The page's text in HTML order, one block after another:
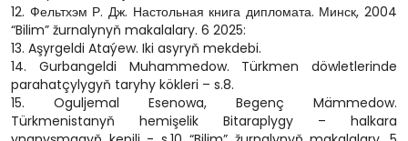
12. Фельтхэм Р. Дж. Настольная книга дипломата. Минск, 2004
“Bilim” žurnalynyň makalalary. 6 2025:
13. Aşyrgeldi Ataýew. Iki asyryň mekdebi.
14. Gurbangeldi Muhammedow. Türkmen döwletlerinde
parahatçylygyň taryhy kökleri – s.8.
15. Oguljemal Esenowa, Begenç Mämmedow.
Türkmenistanyň hemişelik Bitaraplygy – halkara